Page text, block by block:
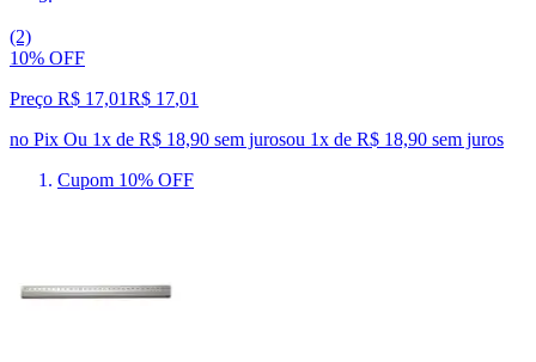
(2)
10% OFF
Preço R$ 17,01R$ 17,01
no Pix Ou 1x de R$ 18,90 sem jurosou 1x de R$ 18,90 sem juros
Cupom 10% OFF